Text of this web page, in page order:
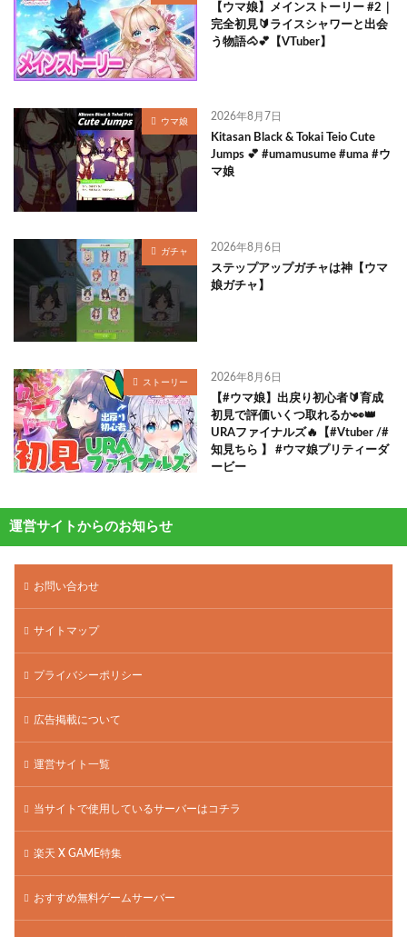
【ウマ娘】メインストーリー #2｜
完全初見🔰ライスシャワーと出会
う物語🐴💕【VTuber】
ウマ娘 2026年8月7日
Kitasan Black & Tokai Teio Cute
Jumps 💕 #umamusume #uma #ウ
マ娘
ガチャ 2026年8月6日
ステップアップガチャは神【ウマ
娘ガチャ】
ストーリー 2026年8月6日
【#ウマ娘】出戻り初心者🔰育成
初見で評価いくつ取れるか👀👑
URAファイナルズ🔥【#Vtuber /#
知見ちら 】 #ウマ娘プリティーダ
ービー
運営サイトからのお知らせ
お問い合わせ
サイトマップ
プライバシーポリシー
広告掲載について
運営サイト一覧
当サイトで使用しているサーバーはコチラ
楽天 X GAME特集
おすすめ無料ゲームサーバー